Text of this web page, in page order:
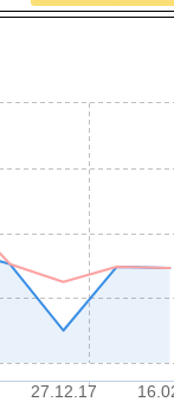
27.12.17